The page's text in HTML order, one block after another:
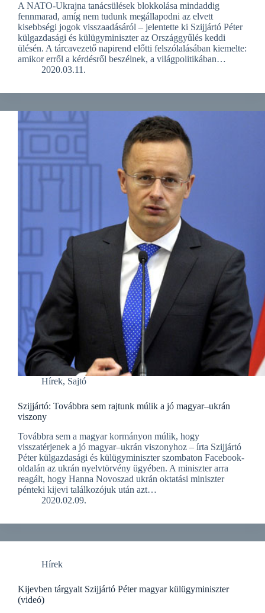
A NATO-Ukrajna tanácsülések blokkolása mindaddig
fennmarad, amíg nem tudunk megállapodni az elvett
kisebbségi jogok visszaadásáról – jelentette ki Szijjártó Péter
külgazdasági és külügyminiszter az Országgyűlés keddi
ülésén. A tárcavezető napirend előtti felszólalásában kiemelte:
amikor erről a kérdésről beszélnek, a világpolitikában…
2020.03.11.
Hírek, Sajtó
Szijjártó: Továbbra sem rajtunk múlik a jó magyar–ukrán
viszony
Továbbra sem a magyar kormányon múlik, hogy
visszatérjenek a jó magyar–ukrán viszonyhoz – írta Szijjártó
Péter külgazdasági és külügyminiszter szombaton Facebook-
oldalán az ukrán nyelvtörvény ügyében. A miniszter arra
reagált, hogy Hanna Novoszad ukrán oktatási miniszter
pénteki kijevi találkozójuk után azt…
2020.02.09.
Hírek
Kijevben tárgyalt Szijjártó Péter magyar külügyminiszter
(videó)